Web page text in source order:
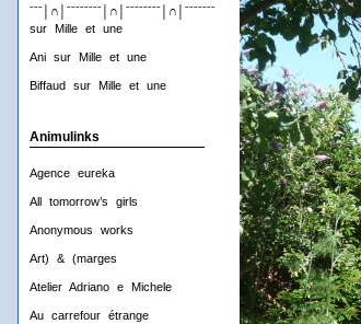
ˉˉˉ│∩│ˉˉˉˉˉˉˉˉ│∩│ˉˉˉˉˉˉˉˉ│∩│ˉˉˉˉˉˉˉˉ│∩│ˉˉˉ
sur
Mille et une
Anisur Mille et une
Biffaud sur Mille et une
Animulinks
Agence eureka
All tomorrow’s girls
Anonymous works
Art) & (marges
Atelier Adriano e Michele
Au carrefour étrange